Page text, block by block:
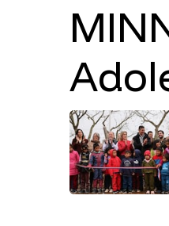
MINNA - Ministerio de la Niñez y